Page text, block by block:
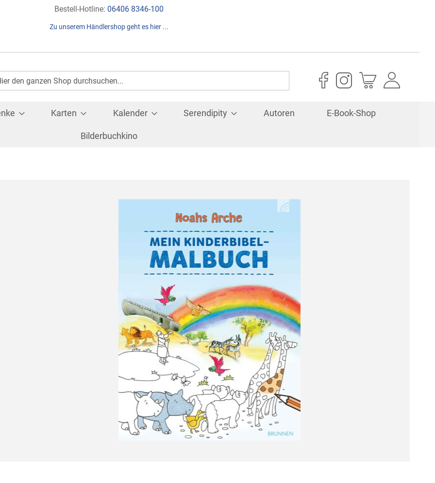
Direkt
Inhalt
Bestell-Hotline: 06406 8346-100
Zu unserem Händlershop geht es hier ...
Suche
Mein Warenkorb
Karten Kalender Serendipity Autoren E-Book-Shop
Bilderbuchkino